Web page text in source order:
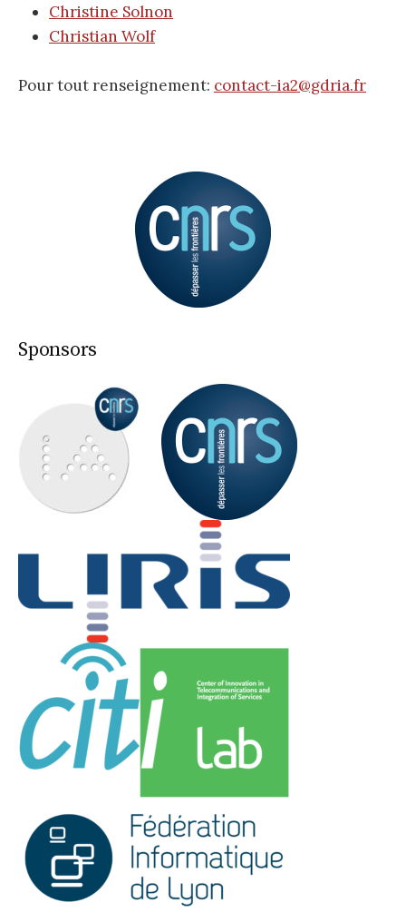
Christine Solnon
Christian Wolf
Pour tout renseignement: contact-ia2@gdria.fr
Sponsors